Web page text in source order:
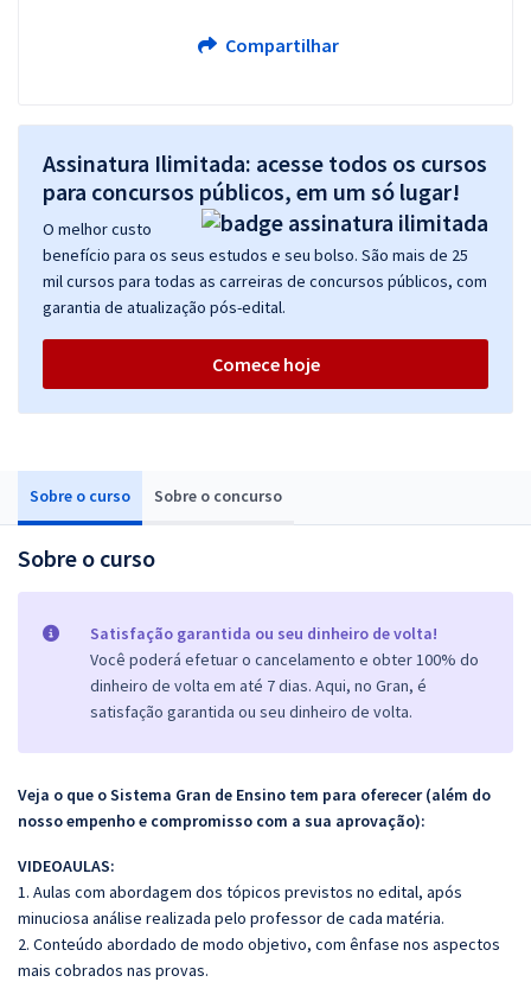
Sobre o curso Sobre o concurso
Sobre o curso
Satisfação garantida ou seu dinheiro de volta!
Você poderá efetuar o cancelamento e obter 100% do
dinheiro de volta em até 7 dias. Aqui, no Gran, é
satisfação garantida ou seu dinheiro de volta.
Veja o que o Sistema Gran de Ensino tem para oferecer (além do
nosso empenho e compromisso com a sua aprovação):
VIDEOAULAS:
1. Aulas com abordagem dos tópicos previstos no edital, após
minuciosa análise realizada pelo professor de cada matéria.
2. Conteúdo abordado de modo objetivo, com ênfase nos aspectos
mais cobrados nas provas.
Compartilhar
Assinatura Ilimitada: acesse todos os cursos
para concursos públicos, em um só lugar!
O melhor custo
benefício para os seus estudos e seu bolso. São mais de 25
mil cursos para todas as carreiras de concursos públicos, com
garantia de atualização pós-edital.
Comece hoje